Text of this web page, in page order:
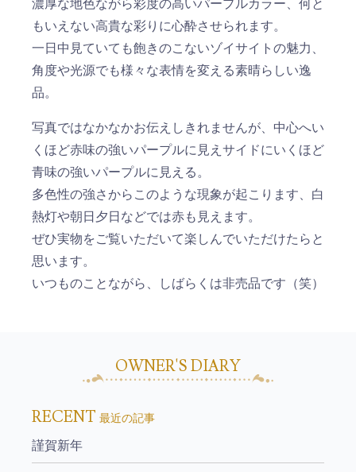
濃厚な地色ながら彩度の高いパープルカラー、何と
もいえない高貴な彩りに心酔させられます。
一日中見ていても飽きのこないゾイサイトの魅力、
角度や光源でも様々な表情を変える素晴らしい逸
品。
写真ではなかなかお伝えしきれませんが、中心へい
くほど赤味の強いパープルに見えサイドにいくほど
青味の強いパープルに見える。
多色性の強さからこのような現象が起こります、白
熱灯や朝日夕日などでは赤も見えます。
ぜひ実物をご覧いただいて楽しんでいただけたらと
思います。
いつものことながら、しばらくは非売品です（笑）
OWNER'S DIARY
RECENT 最近の記事
謹賀新年